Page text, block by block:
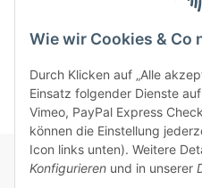
Wie wir Cookies & Co
Durch Klicken auf „Alle
Einsatz folgender Dienste
Vimeo, PayPal Express
können die Einstellung
Icon links unten). Weitere
Konfigurieren und in unserer